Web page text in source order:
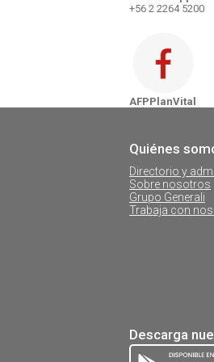
AFP
AFP
+56 2 2264 5200
AFPPlanVital
Quiénes
Directorio y
Sobre nosotros
Grupo Generali
Trabaja con
Descarga